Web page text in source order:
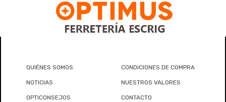
QUIÉNES SOMOS CONDICIONES DE COMPRA
NOTICIAS NUESTROS VALORES
OPTICONSEJOS CONTACTO